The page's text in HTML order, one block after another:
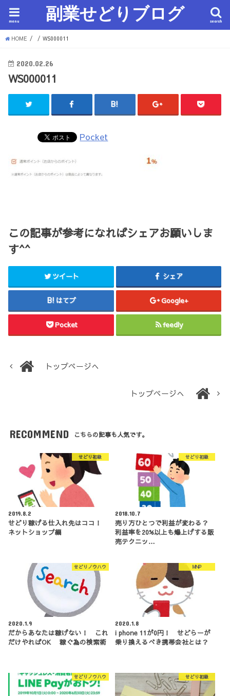
副業せどりブログ search
menu
HOME WS000011
2020.02.26
WS000011
Pocket
この記事が参考になればシェアお願いしま
す^^
ツイート シェア
はてブ Google+
Pocket feedly
トップページへ
トップページへ
RECOMMEND こちらの記事も人気です。
せどり初級
2019.8.2
せどり稼げる仕入れ先はココ！
ネットショップ編
せどり初級
2018.10.7
売り方ひとつで利益が変わる？
利益率を20%以上も爆上げする販
売テクニッ…
せどりノウハウ
2020.1.9
だからあなたは稼げない！ これ
だけやればOK 稼ぐ為の検索術
MNP
2020.1.8
i phone 11が0円！ せどらーが
乗り換えるべき携帯会社とは？
せどりノウハウ せどり初級